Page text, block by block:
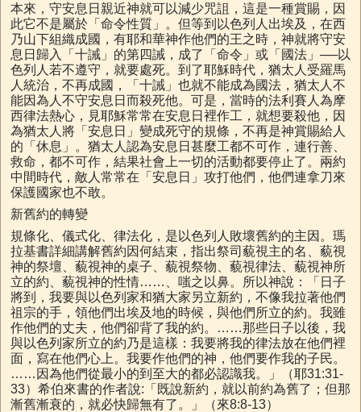
本來，守安息日親近神就可以減少咒詛，這是一種賞賜，因
此它不是屬於「命令性質」。但等到以色列人出埃及，在西
乃山下組織成國，有耶和華神作他們的王之時，神就將守安
息日歸入「十誡」的第四誡，成了「命令」或「國法」──以
色列人若不遵守，就要處死。到了耶穌時代，猶太人受羅馬
人統治，不再成國，「十誡」也就不能成為國法，猶太人不
能因為人不守安息日而殺死他。可是，當時的法利賽人為摩
西律法熱心，見耶穌常常在安息日裡作工，就想要殺他，因
為猶太人將「安息日」變成死守的規條，不再是神賞賜給人
的「休息」。猶太人認為安息日甚麼工都不可作，連行善、
救命，都不可作，結果社會上一切的活動都要停止了。兩約
中間時代，敵人常常在「安息日」攻打他們，他們連拿刀來
保護國家也不敢。
新舊約的轉變
規條化、儀式化、律法化，是以色列人敗壞舊約的主因。瑪
拉基書詳細講解舊約因何結束，指出祭司藐視主的名、藐視
神的祭壇、藐視神的桌子、藐視祭物、藐視律法、藐視神所
立的約、藐視神的性情……、嗤之以鼻。所以神說：「日子
將到，我要與以色列家和猶大家另立新約，不像我拉著他們
祖宗的手，領他們出埃及地的時候，與他們所立的約。我雖
作他們的丈夫，他們卻背了我的約。……那些日子以後，我
與以色列家所立的約乃是這樣：我要將我的律法放在他們裡
面，寫在他們心上。我要作他們的神，他們要作我的子民。
……因為他們從最小的到至大的都必認識我。」（耶31:31-
33）希伯來書的作者說:「既說新約，就以前約為舊了；但那
漸舊漸衰的，就必快歸無有了。」（來8:8-13）